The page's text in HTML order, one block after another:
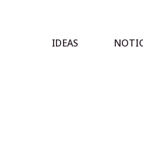
IDEAS